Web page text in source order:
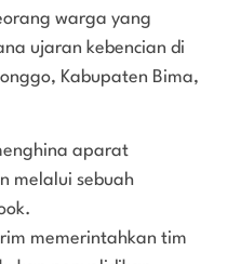
warga yang
ujaran kebencian di
Kabupaten Bima,
aparat
melalui sebuah
memerintahkan tim